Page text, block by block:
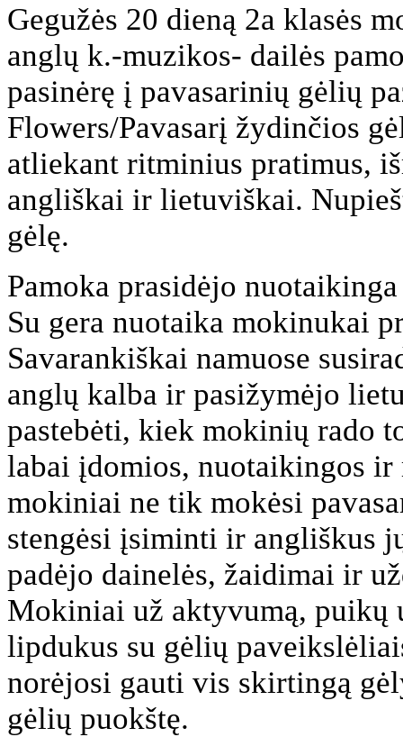
Gegužės 20 dieną 2a klasės
anglų k.-muzikos- dailės
pasinėrę į pavasarinių gėlių
Flowers/Pavasarį žydinčios
atliekant ritminius pratimus,
angliškai ir lietuviškai.
gėlę.
Pamoka prasidėjo
Su gera nuotaika mokinukai
Savarankiškai namuose
anglų kalba ir pasižymėjo
pastebėti, kiek mokinių rado
labai įdomios, nuotaikingos
mokiniai ne tik mokėsi
stengėsi įsiminti ir angliškus
padėjo dainelės, žaidimai ir
Mokiniai už aktyvumą, puikų
lipdukus su gėlių
norėjosi gauti vis skirtingą
gėlių puokštę.